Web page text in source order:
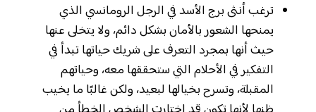
ترغب أنثى برج الأسد في الرجل الرومانسي الذي
يمنحها الشعور بالأمان بشكل دائم، ولا يتخلى عنها
حيث أنها بمجرد التعرف على شريك حياتها تبدأ في
التفكير في الأحلام التي ستحققها معه، وحياتهم
المقبلة، وتسرح بخيالها لبعيد، ولكن غالبًا ما يخيب